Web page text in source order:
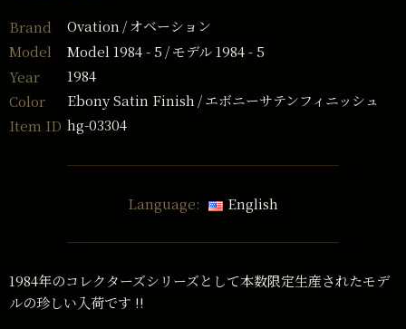
Brand Ovation オベーション
Model
Model 1984 - 5
モデル 1984 - 5
Year
1984
Color
Ebony Satin Finish
エボニーサテンフィニッシュ
Item ID hg-03304
Language: English
1984年のコレクターズシリーズとして本数限定生産されたモデ
ルの珍しい入荷です !!